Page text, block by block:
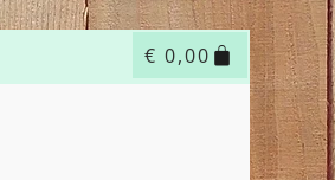
€ 0,00